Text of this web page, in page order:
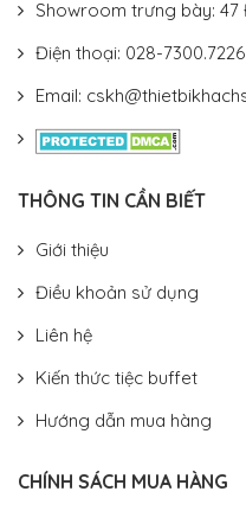
Showroom trưng bày: 47
Điện thoại: 028-7300.7226
Email:
THÔNG TIN CẦN BIẾT
Giới thiệu
Điều khoản sử dụng
Liên hệ
Kiến thức tiệc buffet
Hướng dẫn mua hàng
CHÍNH SÁCH MUA HÀNG